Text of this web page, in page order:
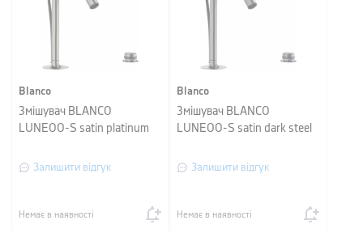
Blanco
Змішувач BLANCO
LUNEOO-S satin platinum
Залишити відгук
Немає в наявності
Blanco
Змішувач BLANCO
LUNEOO-S satin dark steel
Залишити відгук
Немає в наявності